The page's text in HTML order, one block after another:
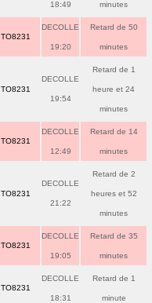
18:49 minutes
TO8231
DECOLLE
19:20
Retard de 50
minutes
TO8231
DECOLLE
19:54
Retard de 1
heure et 24
minutes
TO8231
DECOLLE
12:49
Retard de 14
minutes
TO8231
DECOLLE
21:22
Retard de 2
heures et 52
minutes
TO8231
DECOLLE
19:05
Retard de 35
minutes
TO8231
DECOLLE
18:31
Retard de 1
minute